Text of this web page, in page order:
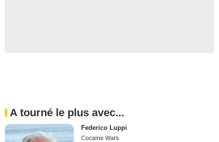
A tourné le plus avec...
Federico Luppi
Cocaine Wars